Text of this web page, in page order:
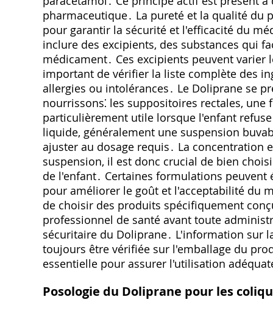
pharmaceutique․ La pureté et la qualité
pour garantir la sécurité et l'efficacité du
inclure des excipients, des substances qui
médicament․ Ces excipients peuvent
important de vérifier la liste complète des
allergies ou intolérances․ Le Doliprane se
nourrissons⁚ les suppositoires rectales,
particulièrement utile lorsque l'enfant
liquide, généralement une suspension
ajuster au dosage requis․ La
suspension, il est donc crucial de bien
de l'enfant․ Certaines formulations
pour améliorer le goût et l'acceptabilité du
de choisir des produits spécifiquement
professionnel de santé avant toute
sécuritaire du Doliprane․ L'information sur
toujours être vérifiée sur l'emballage du
essentielle pour assurer l'utilisation
Posologie du Doliprane pour les